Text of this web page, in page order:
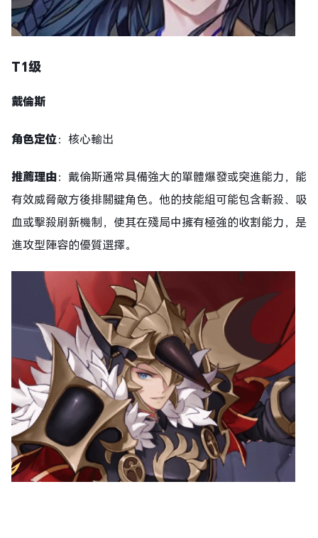
T1级
戴倫斯
角色定位：核心輸出
推薦理由：戴倫斯通常具備強大的單體爆發或突進能力，能
有效威脅敵方後排關鍵角色。他的技能組可能包含斬殺、吸
血或擊殺刷新機制，使其在殘局中擁有極強的收割能力，是
進攻型陣容的優質選擇。